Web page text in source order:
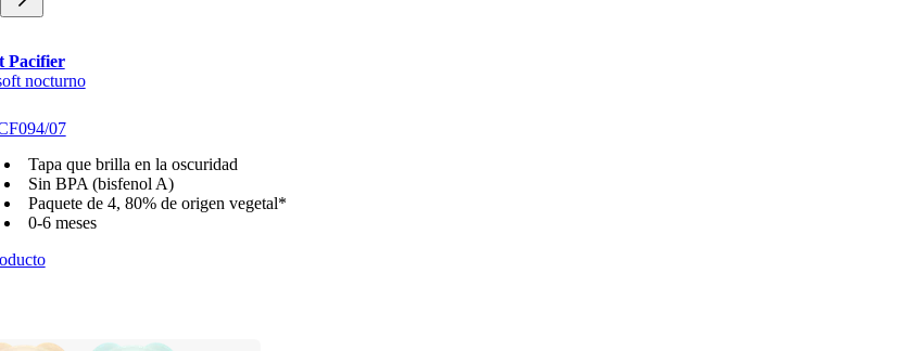
Pacifier
nocturno
07
Tapa que brilla en la oscuridad
Sin BPA (bisfenol A)
Paquete de 4, 80% de origen vegetal*
0-6 meses